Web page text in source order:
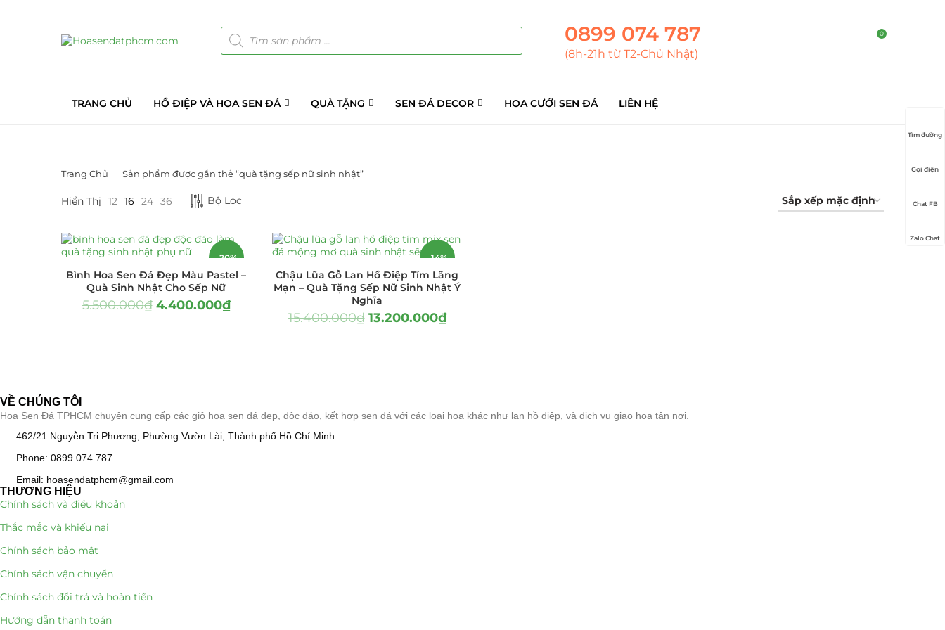
0899 074 787
(8h-21h từ T2-Chủ Nhật)
0
TRANG CHỦ HỒ ĐIỆP VÀ HOA SEN ĐÁ QUÀ TẶNG SEN ĐÁ DECOR HOA CƯỚI SEN ĐÁ LIÊN HỆ
LỌC BỞI GIÁ DANH MỤC SẢN PHẨM
Cây Sen Đá Giá Sỉ (137)
Chậu Sen Đá Mini (8)
Hồ Điệp và Hoa Sen đá (289)
Lũa Hồ Điệp Sen Đá
(91)
Tiểu Cảnh Lan Sen Đá (63)
Hoa Ngày Lễ 8/3
Trang Chủ Sản phẩm được gắn thẻ “quà tặng sếp nữ sinh nhật”
Hiển Thị 12 16 24 36 Bộ Lọc
-20%
Bình Hoa Sen Đá Đẹp Màu Pastel –
Quà Sinh Nhật Cho Sếp Nữ
5.500.000₫ 4.400.000₫
-14%
Chậu Lũa Gỗ Lan Hồ Điệp Tím Lãng
Mạn – Quà Tặng Sếp Nữ Sinh Nhật Ý
Nghĩa
15.400.000₫ 13.200.000₫
VỀ CHÚNG TÔI
Hoa Sen Đá TPHCM chuyên cung cấp các giỏ hoa sen đá đẹp, độc đáo, kết hợp sen đá với các loại hoa khác như lan hồ điệp, và dịch vụ giao hoa tận nơi.
462/21 Nguyễn Tri Phương, Phường Vườn Lài, Thành phố Hồ Chí Minh
Phone: 0899 074 787
Email: hoasendatphcm@gmail.com
THƯƠNG HIỆU
Chính sách và điều khoản
Thắc mắc và khiếu nại
Chính sách bảo mật
Chính sách vận chuyển
Chính sách đổi trả và hoàn tiền
Hướng dẫn thanh toán
Tìm đường
Gọi điện
Chat FB
Zalo Chat